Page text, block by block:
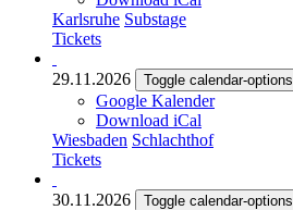
Karlsruhe Substage
Tickets
29.11.2026 Toggle calendar-options
Google Kalender
Download iCal
Wiesbaden Schlachthof
Tickets
30.11.2026 Toggle calendar-options